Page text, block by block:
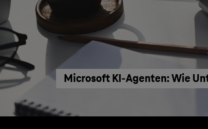
Microsoft KI-Agenten: Wie